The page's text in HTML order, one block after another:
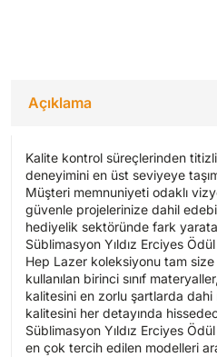
Açıklama
Kalite kontrol süreçlerinden
deneyimini en üst seviyeye
Müşteri memnuniyeti odaklı
güvenle projelerinize dahil
hediyelik sektöründe fark
Süblimasyon Yıldız Erciyes
Hep Lazer koleksiyonu tam size
kullanılan birinci sınıf
kalitesini en zorlu şartlarda
kalitesini her detayında
Süblimasyon Yıldız Erciyes
en çok tercih edilen modelleri